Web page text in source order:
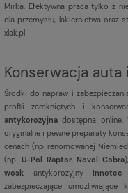
Mirka. Efektywna praca tylko z
dla przemysłu, lakiernictwa oraz
xlak.pl
Konserwacja
Środki do napraw i
profili zamkniętych i
antykorozyjna dostępna online.
oryginalne i pewne preparaty
cenach (np. renomowanej
(np. U-Pol Raptor, Novol Cobra
wosk antykorozyjny Innotec
zabezpieczające